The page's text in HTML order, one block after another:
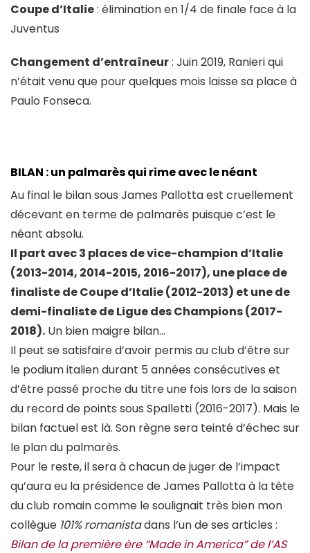
Coupe d’Italie: élimination en 1/4 de finale face à la
Juventus
Changement d’entraîneur: Juin 2019, Ranieri qui
n’était venu que pour quelques mois laisse sa place à
Paulo Fonseca.
BILAN : un palmarès qui rime avec le néant
Au final le bilan sous James Pallotta est cruellement
décevant en terme de palmarès puisque c’est le
néant absolu.
Il part avec 3 places de vice-champion d’Italie
(2013-2014, 2014-2015, 2016-2017), une place de
finaliste de Coupe d’Italie (2012-2013) et une de
demi-finaliste de Ligue des Champions (2017-
2018). Un bien maigre bilan…
Il peut se satisfaire d’avoir permis au club d’être sur
le podium italien durant 5 années consécutives et
d’être passé proche du titre une fois lors de la saison
du record de points sous Spalletti (2016-2017). Mais le
bilan factuel est là. Son règne sera teinté d’échec sur
le plan du palmarès.
Pour le reste, il sera à chacun de juger de l’impact
qu’aura eu la présidence de James Pallotta à la tête
du club romain comme le soulignait très bien mon
collègue 101% romanistadans l’un de ses articles :
Bilan de la première ère “Made in America” de l’AS